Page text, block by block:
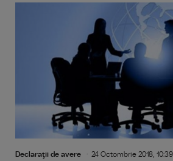
Declaraţii de avere 24 Octombrie 2018, 10:39